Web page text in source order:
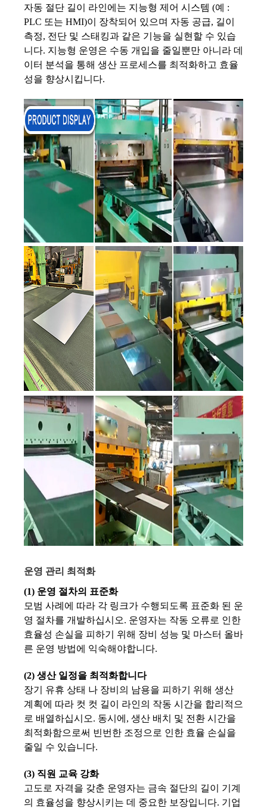
자동 절단 길이 라인에는 지능형 제어 시스템 (예 :
PLC 또는 HMI)이 장착되어 있으며 자동 공급, 길이
측정, 전단 및 스태킹과 같은 기능을 실현할 수 있습
니다. 지능형 운영은 수동 개입을 줄일뿐만 아니라 데
이터 분석을 통해 생산 프로세스를 최적화하고 효율
성을 향상시킵니다.
운영 관리 최적화
(1) 운영 절차의 표준화
모범 사례에 따라 각 링크가 수행되도록 표준화 된 운
영 절차를 개발하십시오. 운영자는 작동 오류로 인한
효율성 손실을 피하기 위해 장비 성능 및 마스터 올바
른 운영 방법에 익숙해야합니다.
(2) 생산 일정을 최적화합니다
장기 유휴 상태 나 장비의 남용을 피하기 위해 생산
계획에 따라 컷 컷 길이 라인의 작동 시간을 합리적으
로 배열하십시오. 동시에, 생산 배치 및 전환 시간을
최적화함으로써 빈번한 조정으로 인한 효율 손실을
줄일 수 있습니다.
(3) 직원 교육 강화
고도로 자격을 갖춘 운영자는 금속 절단의 길이 기계
의 효율성을 향상시키는 데 중요한 보장입니다. 기업